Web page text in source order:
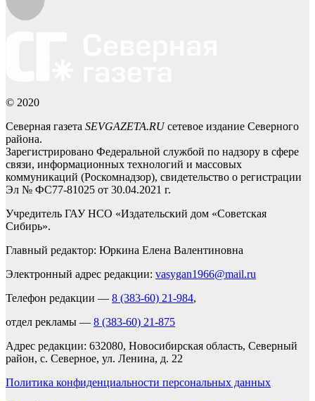
© 2020
Северная газета SEVGAZETA.RUсетевое издание Северного
района.
Зарегистрировано Федеральной службой по надзору в сфере
связи, информационных технологий и массовых
коммуникаций (Роскомнадзор), свидетельство о регистрации
Эл № ФС77-81025 от 30.04.2021 г.
Учредитель ГАУ НСО «Издательский дом «Советская
Сибирь».
Главный редактор: Юркина Елена Валентиновна
Электронный адрес редакции: vasygan1966@mail.ru
Телефон редакции — 8 (383-60) 21-984,
отдел рекламы — 8 (383-60) 21-875
Адрес редакции: 632080, Новосибирская область, Северный
район, с. Северное, ул. Ленина, д. 22
Политика конфиденциальности персональных данных